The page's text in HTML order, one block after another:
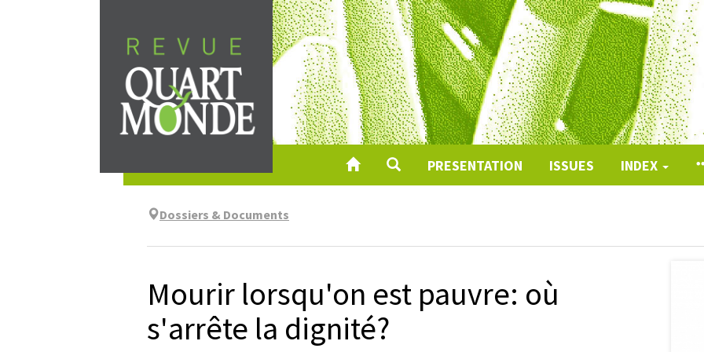
content
PRESENTATION ISSUES INDEX
Dossiers & Documents
Mourir lorsqu'on est pauvre: où
s'arrête la dignité?